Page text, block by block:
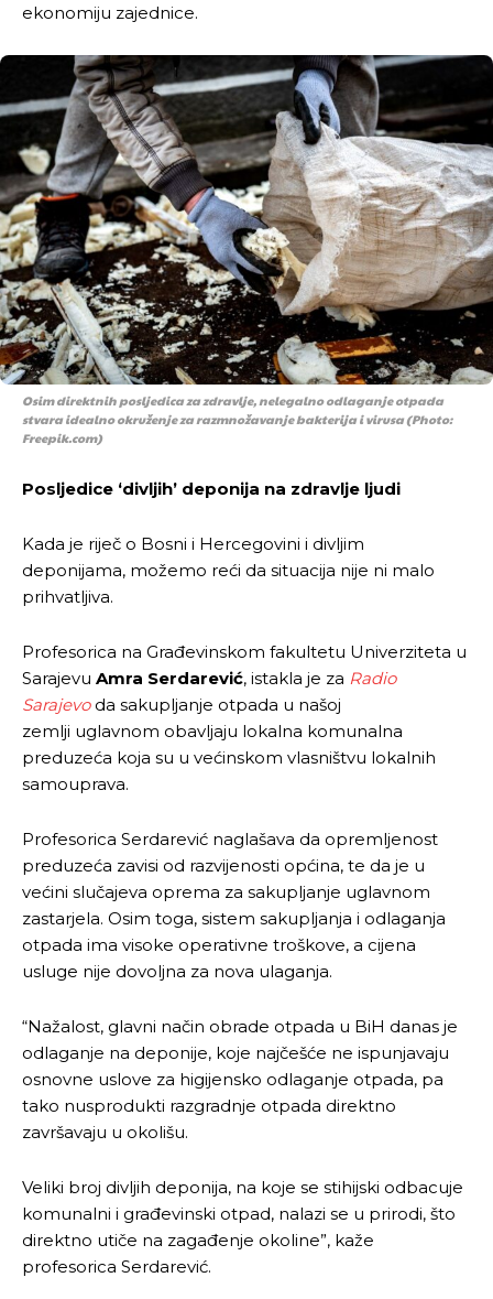
ekonomiju zajednice.
Osim direktnih posljedica za zdravlje, nelegalno odlaganje otpada
stvara idealno okruženje za razmnožavanje bakterija i virusa (Photo:
Freepik.com)
Posljedice ‘divljih’ deponija na zdravlje ljudi
Kada je riječ o Bosni i Hercegovini i divljim
deponijama, možemo reći da situacija nije ni malo
prihvatljiva.
Profesorica na Građevinskom fakultetu Univerziteta u
Sarajevu Amra Serdarević, istakla je za Radio
Sarajevo da sakupljanje otpada u našoj
zemlji uglavnom obavljaju lokalna komunalna
preduzeća koja su u većinskom vlasništvu lokalnih
samouprava.
Profesorica Serdarević naglašava da opremljenost
preduzeća zavisi od razvijenosti općina, te da je u
većini slučajeva oprema za sakupljanje uglavnom
zastarjela. Osim toga, sistem sakupljanja i odlaganja
otpada ima visoke operativne troškove, a cijena
usluge nije dovoljna za nova ulaganja.
“Nažalost, glavni način obrade otpada u BiH danas je
odlaganje na deponije, koje najčešće ne ispunjavaju
osnovne uslove za higijensko odlaganje otpada, pa
tako nusprodukti razgradnje otpada direktno
završavaju u okolišu.
Veliki broj divljih deponija, na koje se stihijski odbacuje
komunalni i građevinski otpad, nalazi se u prirodi, što
direktno utiče na zagađenje okoline”, kaže
profesorica Serdarević.